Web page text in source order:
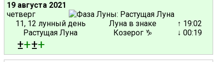
19 августа 2021
четверг
11, 12 лунный день
Растущая Луна
Луна в знаке
Козерог ♑
↑ 19:02
↓ 00:19
±+±+